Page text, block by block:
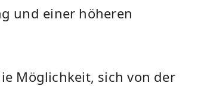
und einer höheren
Möglichkeit, sich von der